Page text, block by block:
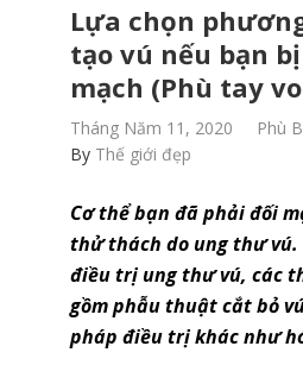
Lựa chọn
tạo vú nếu bạn
mạch (Phù tay
Tháng Năm 11, 2020
Phù
By Thế giới đẹp
Cơ thể bạn đã phải đối
thử thách do ung thư vú.
điều trị ung thư vú, các
gồm phẫu thuật cắt bỏ
pháp điều trị khác như